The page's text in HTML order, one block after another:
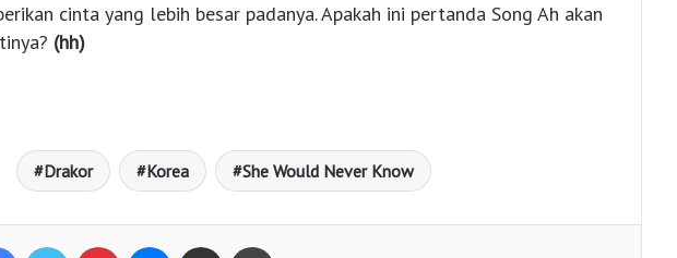
cinta yang lebih besar padanya. Apakah ini pertanda Song Ah akan
(hh)
Drakor Korea She Would Never Know